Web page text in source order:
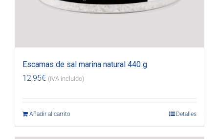
Escamas de sal marina natural 440 g
12,95€ (IVA incluido)
Añadir al carrito Detalles